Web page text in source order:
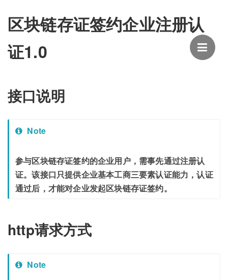
区块链存证签约企业注册认
证1.0
接口说明
Note
参与区块链存证签约的企业用户，需事先通过注册认
证。该接口只提供企业基本工商三要素认证能力，认证
通过后，才能对企业发起区块链存证签约。
http请求方式
Note